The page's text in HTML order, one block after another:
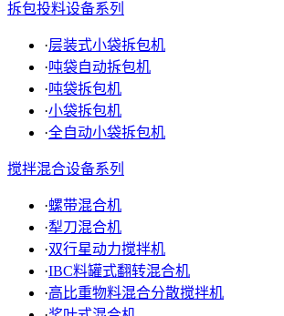
拆包投料设备系列
·层装式小袋拆包机
·吨袋自动拆包机
·吨袋拆包机
·小袋拆包机
·全自动小袋拆包机
搅拌混合设备系列
·螺带混合机
·犁刀混合机
·双行星动力搅拌机
·IBC料罐式翻转混合机
·高比重物料混合分散搅拌机